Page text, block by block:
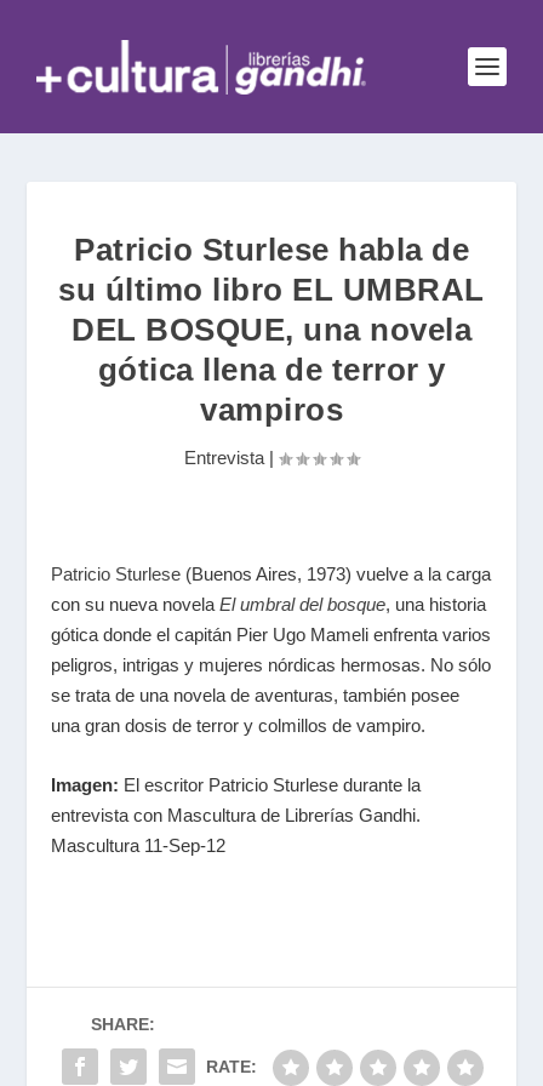
Patricio Sturlese habla de
su último libro EL UMBRAL
DEL BOSQUE, una novela
gótica llena de terror y
vampiros
Entrevista |
Patricio Sturlese (Buenos Aires, 1973) vuelve a la carga
con su nueva novelaEl umbral del bosque, una historia
gótica donde el capitán Pier Ugo Mameli enfrenta varios
peligros, intrigas y mujeres nórdicas hermosas. No sólo
se trata de una novela de aventuras, también posee
una gran dosis de terror y colmillos de vampiro.
Imagen: El escritor Patricio Sturlese durante la
entrevista con Mascultura de Librerías Gandhi.
Mascultura 11-Sep-12
SHARE:
RATE: